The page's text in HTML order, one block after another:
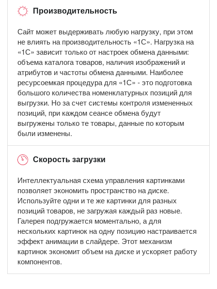
Производительность
Сайт может выдерживать любую нагрузку, при этом
не влиять на производительность «1С». Нагрузка на
«1С» зависит только от настроек обмена данными:
объема каталога товаров, наличия изображений и
атрибутов и частоты обмена данными. Наиболее
ресурсоемкая процедура для «1С» - это подготовка
большого количества номенклатурных позиций для
выгрузки. Но за счет системы контроля измененных
позиций, при каждом сеансе обмена будут
выгружены только те товары, данные по которым
были изменены.
Скорость загрузки
Интеллектуальная схема управления картинками
позволяет экономить пространство на диске.
Используйте одни и те же картинки для разных
позиций товаров, не загружая каждый раз новые.
Галерея подгружается моментально, а для
нескольких картинок на одну позицию настраивается
эффект анимации в слайдере. Этот механизм
картинок экономит объем на диске и ускоряет работу
компонентов.